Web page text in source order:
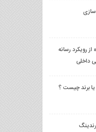
رویکرد رسانه‌
داخلی
برند چیست ؟